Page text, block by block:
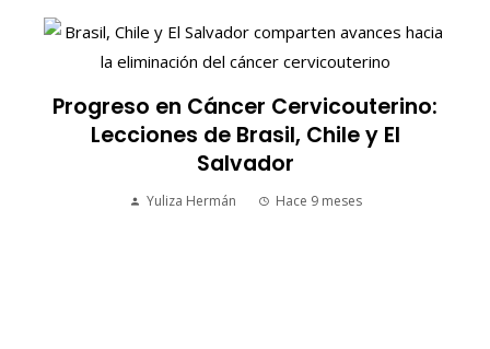
Progreso en Cáncer Cervicouterino:
Lecciones de Brasil, Chile y El
Salvador
Yuliza Hermán Hace 9 meses